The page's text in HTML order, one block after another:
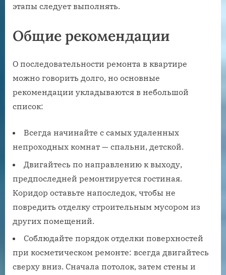
этапы следует выполнять.
Общие рекомендации
О последовательности ремонта в квартире
можно говорить долго, но основные
рекомендации укладываются в небольшой
список:
Всегда начинайте с самых удаленных
непроходных комнат — спальни, детской.
Двигайтесь по направлению к выходу,
предпоследней ремонтируется гостиная.
Коридор оставьте напоследок, чтобы не
повредить отделку строительным мусором из
других помещений.
Соблюдайте порядок отделки поверхностей
при косметическом ремонте: всегда двигайтесь
сверху вниз. Сначала потолок, затем стены и